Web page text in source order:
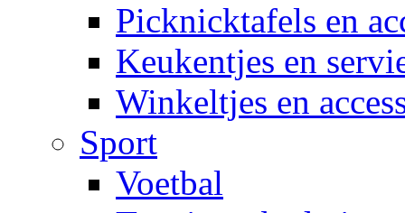
Picknicktafels en
Keukentjes en
Winkeltjes en
Sport
Voetbal